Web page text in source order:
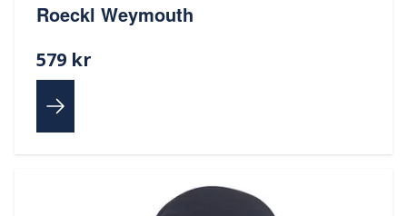
Roeckl Weymouth
579 kr